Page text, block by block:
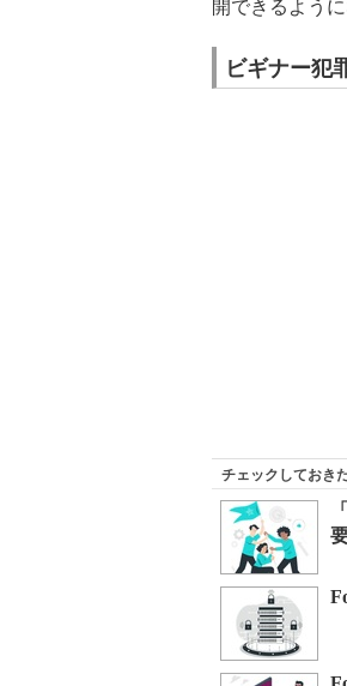
開できるように
ビギナー犯
チェックしておき